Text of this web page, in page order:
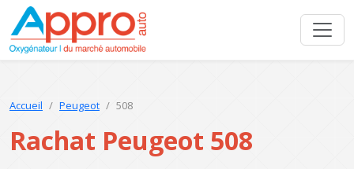
Accueil Peugeot 508
Rachat Peugeot 508